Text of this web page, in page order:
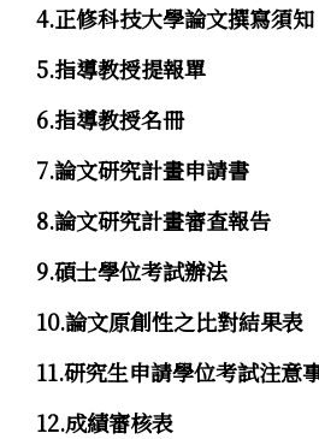
4.正修科技大學論文撰寫須知
5.指導教授提報單
6.指導教授名冊
7.論文研究計畫申請書
8.論文研究計畫審查報告
9.碩士學位考試辦法
10.論文原創性之比對結果表
11.研究生申請學位考試注意
12.成績審核表